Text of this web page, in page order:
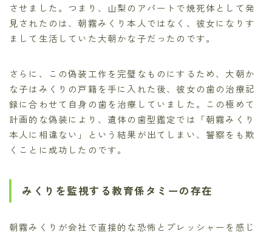
させました。つまり、山梨のアパートで焼死体として発
見されたのは、朝霧みくり本人ではなく、彼女になりす
まして生活していた大朝かな子だったのです。
さらに、この偽装工作を完璧なものにするため、大朝か
な子はみくりの戸籍を手に入れた後、彼女の歯の治療記
録に合わせて自身の歯を治療していました。この極めて
計画的な偽装により、遺体の歯型鑑定では「朝霧みくり
本人に相違ない」という結果が出てしまい、警察をも欺
くことに成功したのです。
みくりを監視する教育係タミーの存在
朝霧みくりが会社で直接的な恐怖とプレッシャーを感じ